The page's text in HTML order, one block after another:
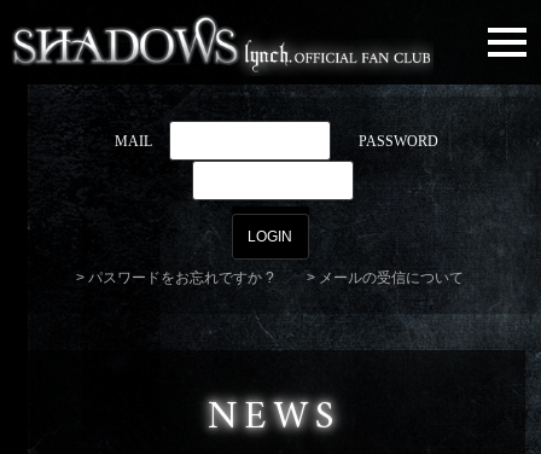
MAIL PASSWORD
パスワードをお忘れですか ? メールの受信について
NEWS